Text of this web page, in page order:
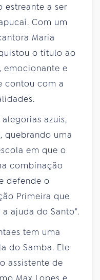
estreante a ser
Com um
Maria
o título ao
emocionante e
contou com a
azuis,
quebrando uma
em que o
combinação
defende o
Primeira que
ajuda do Santo".
tem uma
do Samba. Ele
assistente de